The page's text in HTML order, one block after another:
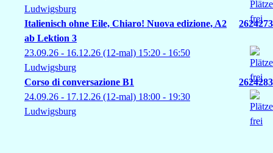
Ludwigsburg
Italienisch ohne Eile, Chiaro! Nuova edizione, A2
ab Lektion 3
2624273
23.09.26 - 16.12.26 (12-mal) 15:20 - 16:50
Ludwigsburg
Corso di conversazione B1
2624283
24.09.26 - 17.12.26 (12-mal) 18:00 - 19:30
Ludwigsburg